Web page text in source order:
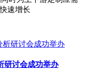
速增长
研讨会成功举办